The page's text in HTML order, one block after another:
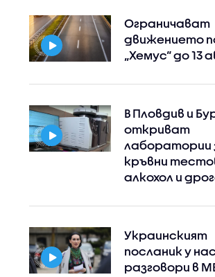
Facebook
Ограничават
движението
„Хемус“ до 13
В Пловдив и
откриват
лаборатории
кръвни
алкохол и
Украинският
посланик у
разговори в